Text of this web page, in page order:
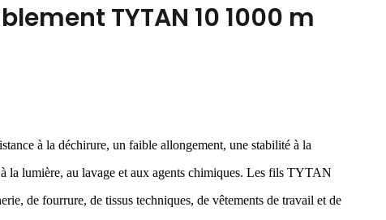
TYTAN 10 1000 m
à la déchirure, un faible allongement, une stabilité à la
la lumière, au lavage et aux agents chimiques. Les fils TYTAN
de fourrure, de tissus techniques, de vêtements de travail et de